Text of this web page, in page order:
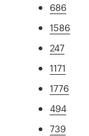
686
1586
247
1171
1776
494
739